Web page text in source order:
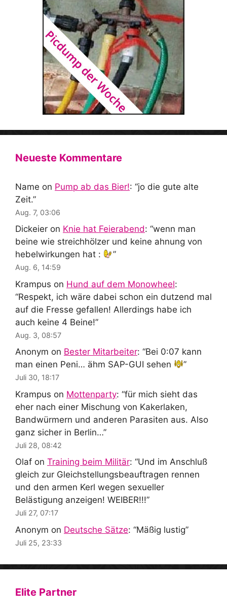
Neueste Kommentare
Name on Pump ab das Bier!: “jo die gute alte
Zeit.”
Aug. 7, 03:06
Dickeier on Knie hat Feierabend: “wenn man
beine wie streichhölzer und keine ahnung von
hebelwirkungen hat :
”
Aug. 6, 14:59
Krampus on Hund auf dem Monowheel:
“Respekt, ich wäre dabei schon ein dutzend mal
auf die Fresse gefallen! Allerdings habe ich
auch keine 4 Beine!”
Aug. 3, 08:57
Anonym on Bester Mitarbeiter: “Bei 0:07 kann
man einen Peni… ähm SAP-GUI sehen
”
Juli 30, 18:17
Krampus on Mottenparty: “für mich sieht das
eher nach einer Mischung von Kakerlaken,
Bandwürmern und anderen Parasiten aus. Also
ganz sicher in Berlin…”
Juli 28, 08:42
Olaf on Training beim Militär: “Und im Anschluß
gleich zur Gleichstellungsbeauftragen rennen
und den armen Kerl wegen sexueller
Belästigung anzeigen! WEIBER!!!”
Juli 27, 07:17
Anonym on Deutsche Sätze: “Mäßig lustig”
Juli 25, 23:33
Elite Partner